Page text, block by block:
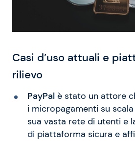
Casi d’uso attuali e
rilievo
PayPal è stato un attore
i micropagamenti su
sua vasta rete di utenti e
di piattaforma sicura e